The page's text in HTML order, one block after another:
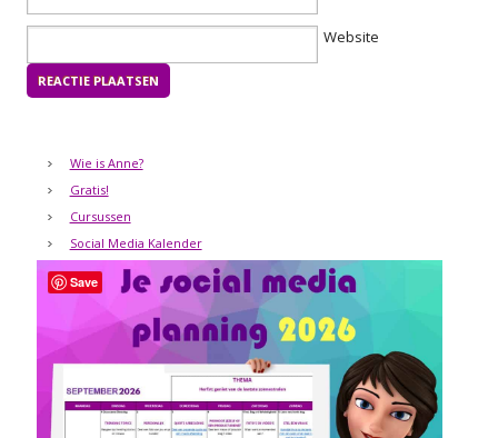
Website
Wie is Anne?
Gratis!
Cursussen
Social Media Kalender
Save